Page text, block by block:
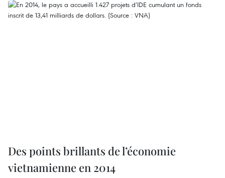
Des points brillants de l’économie
vietnamienne en 2014